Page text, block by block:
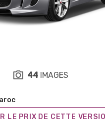
LE PRIX DE CETTE
44 IMAGES